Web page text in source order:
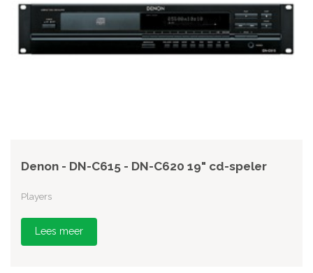
Denon - DN-C615 - DN-C620 19" cd-speler
Players
Lees meer